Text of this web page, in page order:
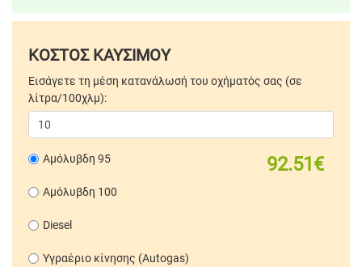
ΚΟΣΤΟΣ ΚΑΥΣΙΜΟΥ
Εισάγετε τη μέση κατανάλωσή του οχήματός σας (σε
λίτρα/100χλμ):
92.51€
Αμόλυβδη 95
Αμόλυβδη 100
Diesel
Υγραέριο κίνησης (Autogas)